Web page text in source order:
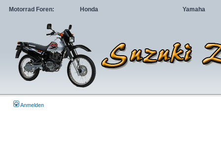
Motorrad Foren: Honda Yamaha
Anmelden